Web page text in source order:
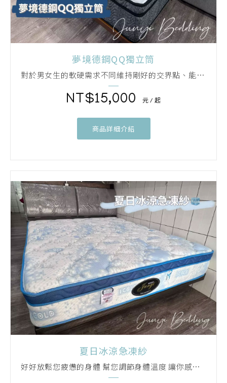
夢境德鋼QQ獨立筒
對於男女生的軟硬需求不同維持剛好的交界點、能針對軟硬需求不同的客人都能一次滿足
15,000
商品詳細介紹
夏日冰涼急凍紗
好好放鬆您疲憊的身體 幫您調節身體溫度 讓你感受冰涼快感